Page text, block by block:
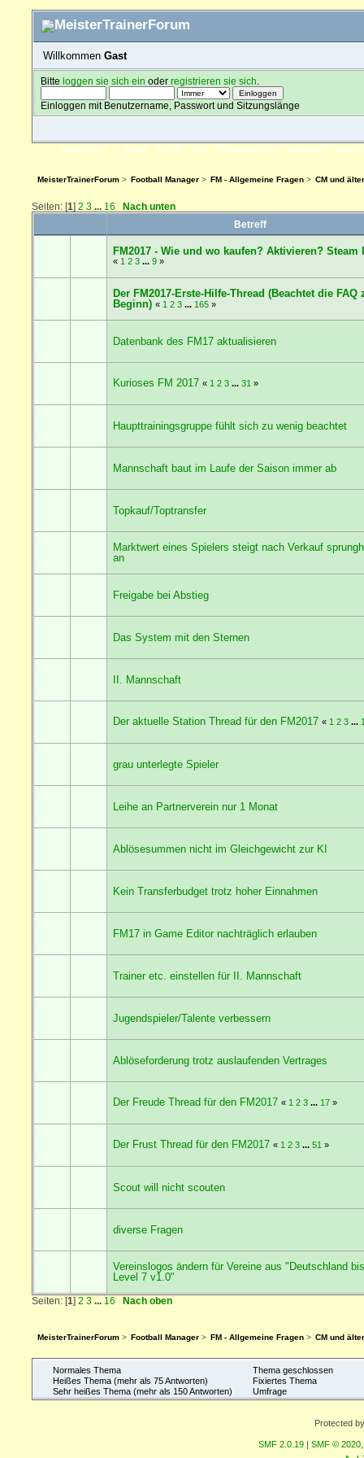
Willkommen Gast
Bitteloggen sie sich ein oderregistrieren sie sich
Einloggen mit Benutzername, Passwort und Sitzungslänge
ÜBERSICHT HILFE SUCHE FAQ FORENREGELN SPENDEN
MeisterTrainerForum> Football Manager> FM - Allgemeine Fragen> CM und
Seiten: [1]2 3 ... 16
Nach unten
Betreff
FM2017 - Wie und wo kaufen? Aktivieren? Steam
« 1 2 3 ... 9»
Der FM2017-Erste-Hilfe-Thread (Beachtet die FAQ
Beginn) « 1 2 3 ... 165»
Datenbank des FM17 aktualisieren
Kurioses FM 2017 « 1 2 3 ... 31 »
Haupttrainingsgruppe fühlt sich zu wenig beachtet
Mannschaft baut im Laufe der Saison immer ab
Topkauf/Toptransfer
Marktwert eines Spielers steigt nach Verkauf
an
Freigabe bei Abstieg
Das System mit den Sternen
II. Mannschaft
Der aktuelle Station Thread für den FM2017 « 1 2 3 ...
grau unterlegte Spieler
Leihe an Partnerverein nur 1 Monat
Ablösesummen nicht im Gleichgewicht zur KI
Kein Transferbudget trotz hoher Einnahmen
FM17 in Game Editor nachträglich erlauben
Trainer etc. einstellen für II. Mannschaft
Jugendspieler/Talente verbessern
Ablöseforderung trotz auslaufenden Vertrages
Der Freude Thread für den FM2017 « 1 2 3 ... 17»
Der Frust Thread für den FM2017 « 1 2 3 ... 51 »
Scout will nicht scouten
diverse Fragen
Vereinslogos ändern für Vereine aus "Deutschland bis
Level 7 v1.0"
Seiten: [1]2 3 ... 16 Nach oben
MeisterTrainerForum> Football Manager> FM - Allgemeine Fragen> CM und
Normales Thema
Heißes Thema (mehr als 75 Antworten)
Sehr heißes Thema (mehr als 150 Antworten)
Thema geschlossen
Fixiertes Thema
Umfrage
Protected
SMF 2.0.19 SMF © 2020